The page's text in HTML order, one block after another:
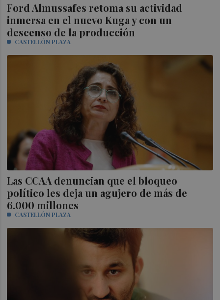
Ford Almussafes retoma su actividad
inmersa en el nuevo Kuga y con un
descenso de la producción
CASTELLÓN PLAZA
Las CCAA denuncian que el bloqueo
político les deja un agujero de más de
6.000 millones
CASTELLÓN PLAZA